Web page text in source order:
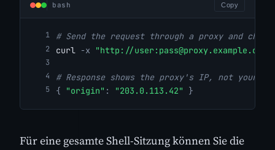
bash Copy
# Send the request through a proxy and
curl -x "http://user: pass@proxy.example.com
# Response shows the proxy's IP, not yours
{
"origin" : "203.0.113.42" }
Für eine gesamte Shell-Sitzung können Sie die